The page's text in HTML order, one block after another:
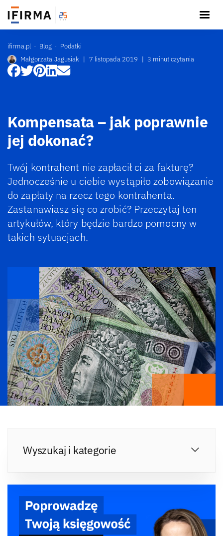
ifirma.pl Blog
Podatki
Małgorzata Jagusiak | 7 listopada 2019 | 3 minut czytania
Kompensata – jak poprawnie
jej dokonać?
Twój kontrahent nie zapłacił ci za fakturę?
Jednocześnie u ciebie wystąpiło zobowiązanie
do zapłaty na rzecz tego kontrahenta.
Zastanawiasz się co zrobić? Przeczytaj ten
artykułów, który będzie bardzo pomocny w
takich sytuacjach.
Wyszukaj i kategorie